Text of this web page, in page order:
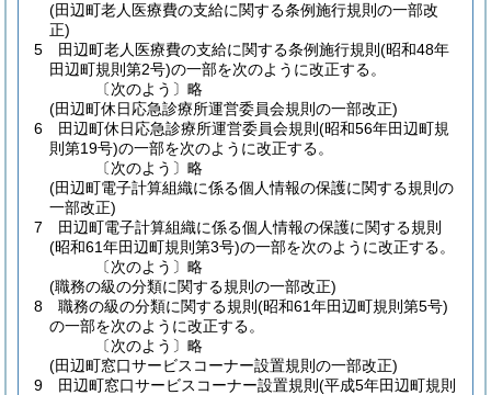
(田辺町老人医療費の支給に関する条例施行規則の一部改
正)
5
田辺町老人医療費の支給に関する条例施行規則 (昭和48年
田辺町規則第2号)の一部を次のように改正する。
〔次のよう〕略
(田辺町休日応急診療所運営委員会規則の一部改正)
6
田辺町休日応急診療所運営委員会規則 (昭和56年田辺町規
則第19号)の一部を次のように改正する。
〔次のよう〕略
(田辺町電子計算組織に係る個人情報の保護に関する規則の
一部改正)
7
田辺町電子計算組織に係る個人情報の保護に関する規則
(昭和61年田辺町規則第3号)の一部を次のように改正する。
〔次のよう〕略
(職務の級の分類に関する規則の一部改正)
8
職務の級の分類に関する規則 (昭和61年田辺町規則第5号)
の一部を次のように改正する。
〔次のよう〕略
(田辺町窓口サービスコーナー設置規則の一部改正)
9
田辺町窓口サービスコーナー設置規則 (平成5年田辺町規則